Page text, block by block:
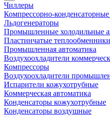
Чиллеры
Компрессорно-
Льдогенераторы
Промышленные холодильные
Пластинчатые теплообменники
Промышленная автоматика
Воздухоохладители
Компрессоры
Воздухоохладители
Испарители кожухотрубные
Коммерческая автоматика
Конденсаторы кожухотрубные
Конденсаторы воздушные